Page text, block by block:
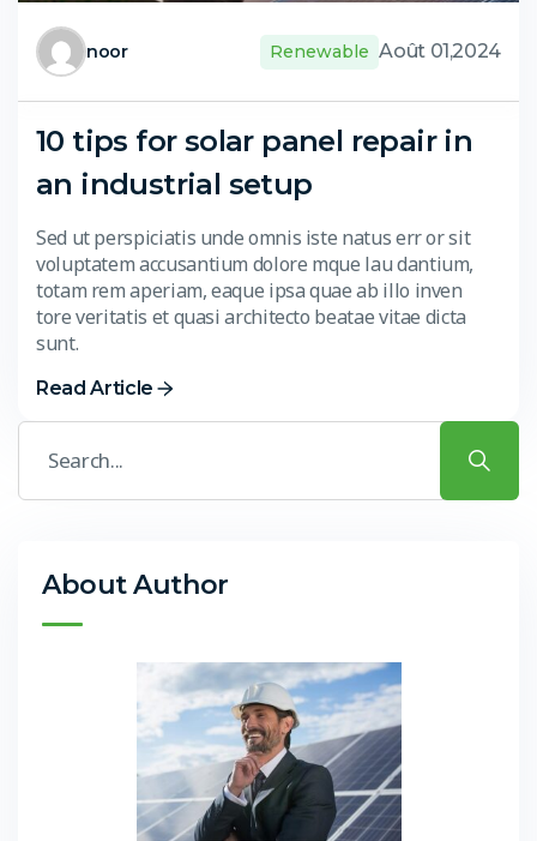
noor Renewable Août 01,2024
10 tips for solar panel repair in
an industrial setup
Sed ut perspiciatis unde omnis iste natus err or sit
voluptatem accusantium dolore mque lau dantium,
totam rem aperiam, eaque ipsa quae ab illo inven
tore veritatis et quasi architecto beatae vitae dicta
sunt.
Read Article
About Author